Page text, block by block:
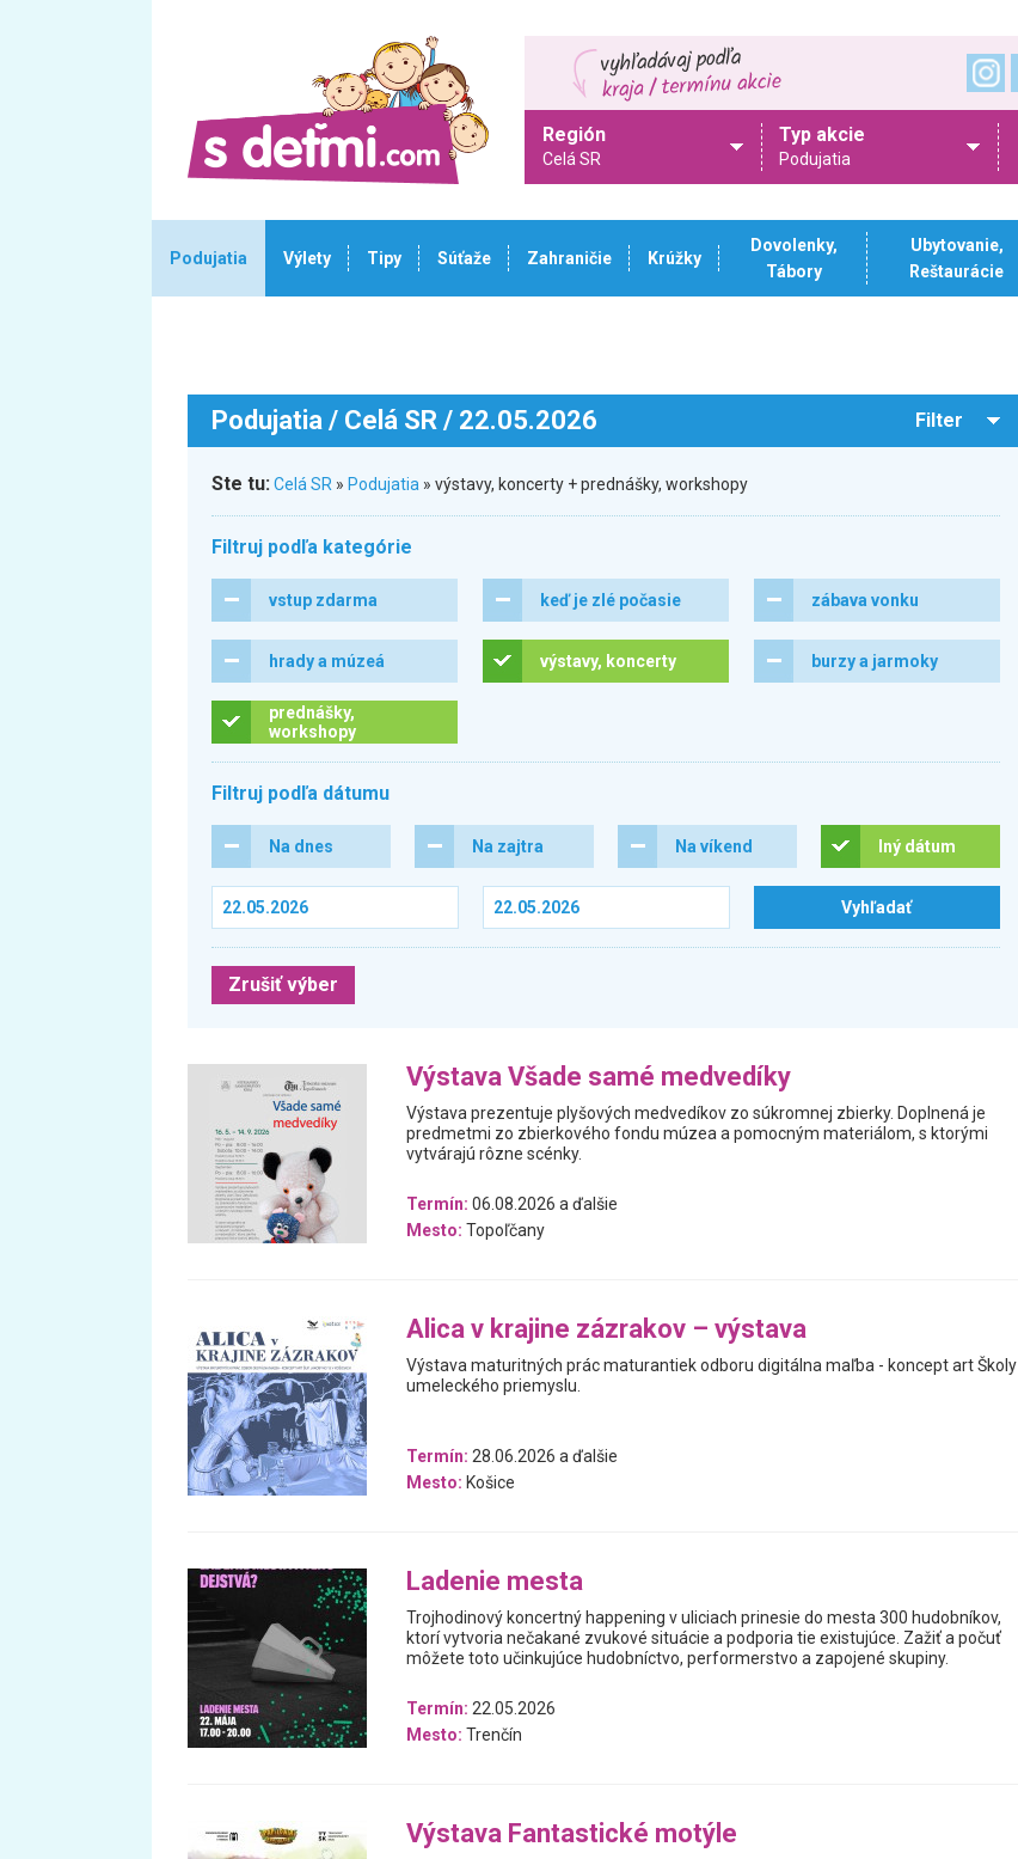
Región
Celá SR
Typ akcie
Podujatia
Podujatia Výlety Tipy Súťaže Zahraničie Krúžky
Dovolenky,
Tábory
Ubytovanie,
Reštaurácie
Podujatia / Celá SR / 22.05.2026 Filter
Ste tu:Celá SR » Podujatia » výstavy, koncerty + prednášky, workshopy
Filtruj podľa kategórie
vstup zdarma keď je zlé počasie zábava vonku
hrady a múzeá výstavy, koncerty burzy a jarmoky
prednášky,
workshopy
Filtruj podľa dátumu
Na dnes Na zajtra Na víkend Iný dátum
Zrušiť výber
Výstava Všade samé medvedíky
Výstava prezentuje plyšových medvedíkov zo súkromnej zbierky. Doplnená je
predmetmi zo zbierkového fondu múzea a pomocným materiálom, s ktorými
vytvárajú rôzne scénky.
Termín: 06.08.2026 a ďalšie
Mesto: Topoľčany
Alica v krajine zázrakov – výstava
Výstava maturitných prác maturantiek odboru digitálna maľba - koncept art Školy
umeleckého priemyslu.
Termín: 28.06.2026 a ďalšie
Mesto: Košice
Ladenie mesta
Trojhodinový koncertný happening v uliciach prinesie do mesta 300 hudobníkov,
ktorí vytvoria nečakané zvukové situácie a podporia tie existujúce. Zažiť a počuť
môžete toto učinkujúce hudobníctvo, performerstvo a zapojené skupiny.
Termín: 22.05.2026
Mesto: Trenčín
Výstava Fantastické motýle